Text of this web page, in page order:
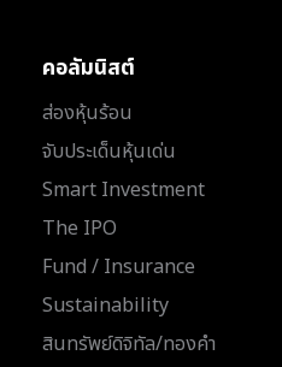
คอลัมนิสต์
ส่องหุ้นร้อน
จับประเด็นหุ้นเด่น
Smart Investment
The IPO
Fund / Insurance
Sustainability
สินทรัพย์ดิจิทัล/ทองคำ